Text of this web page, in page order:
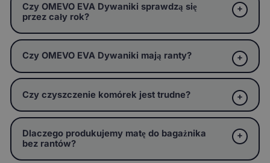
Czy OMEVO EVA Dywaniki sprawdzą się
przez cały rok?
Czy OMEVO EVA Dywaniki mają ranty?
Czy czyszczenie komórek jest trudne?
Dlaczego produkujemy matę do bagażnika
bez rantów?